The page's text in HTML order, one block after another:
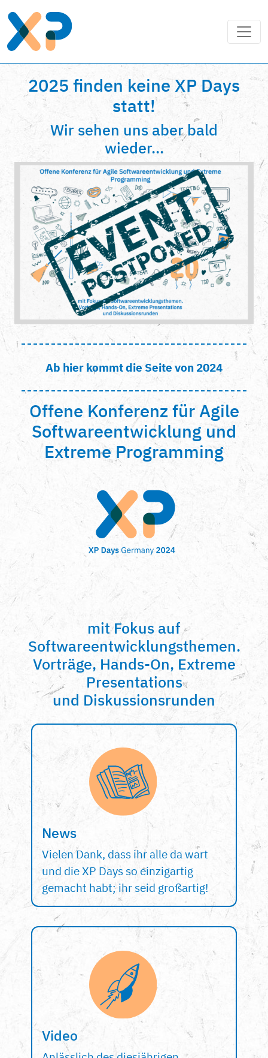
2025 finden keine XP Days
statt!
Wir sehen uns aber bald
wieder...
Ab hier kommt die Seite von 2024
Offene Konferenz für Agile
Softwareentwicklung und
Extreme Programming
mit Fokus auf
Softwareentwicklungsthemen.
Vorträge, Hands-On, Extreme
Presentations
und Diskussionsrunden
News
Vielen Dank, dass ihr alle da wart
und die XP Days so einzigartig
gemacht habt; ihr seid großartig!
Video